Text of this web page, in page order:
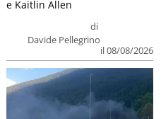
di
Davide Pellegrino
il 08/08/2026
e Kaitlin Allen